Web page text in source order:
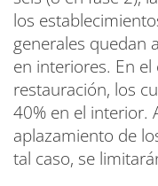
los
generales quedan
en interiores. En
restauración, los
40% en el interior.
aplazamiento de
tal caso, se